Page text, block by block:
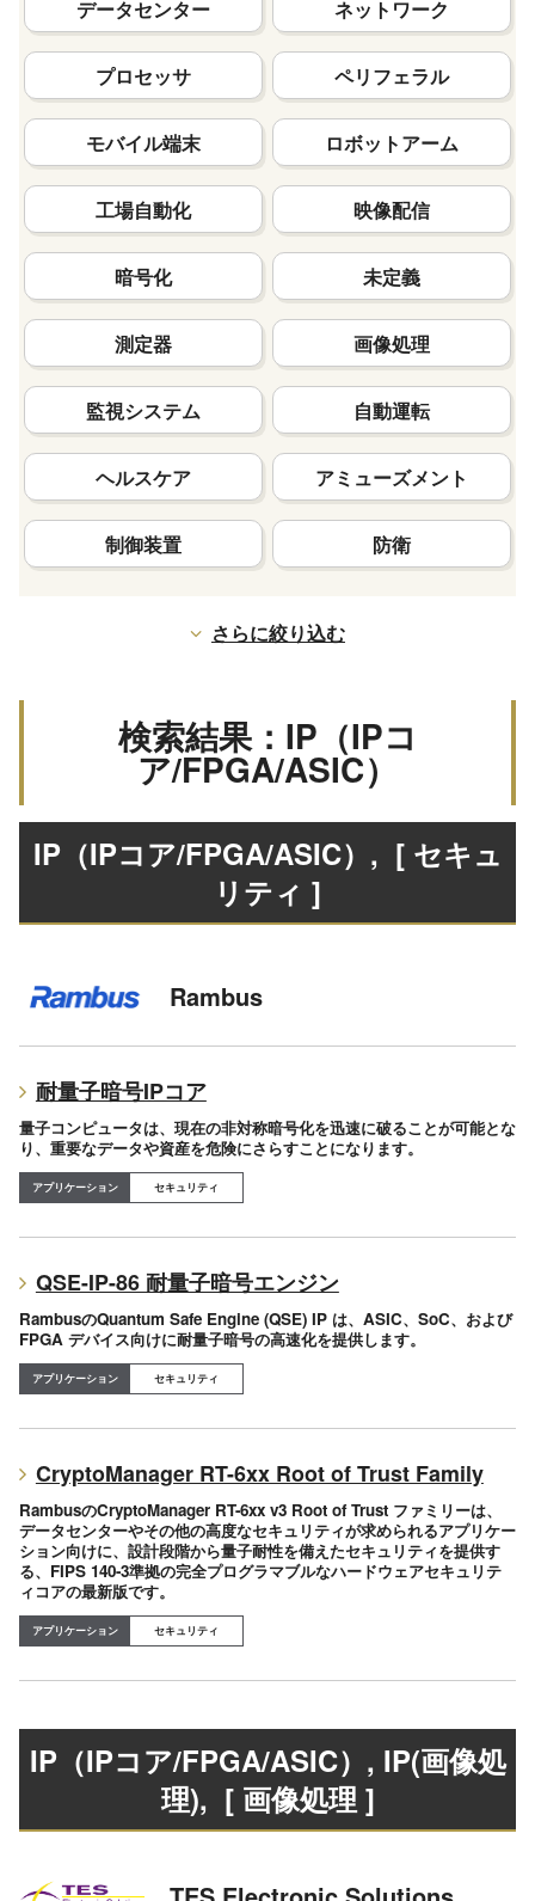
データセンター ネットワーク
プロセッサ ペリフェラル
モバイル端末 ロボットアーム
工場自動化 映像配信
暗号化 未定義
測定器 画像処理
監視システム 自動運転
ヘルスケア アミューズメント
制御装置 防衛
さらに絞り込む
検索結果：IP（IPコ
ア/FPGA/ASIC）
IP（IPコア/FPGA/ASIC） , [ セキュ
リティ ]
Rambus
耐量子暗号IPコア
量子コンピュータは、現在の非対称暗号化を迅速に破ることが可能とな
り、重要なデータや資産を危険にさらすことになります。
セキュリティ
QSE-IP-86 耐量子暗号エンジン
RambusのQuantum Safe Engine (QSE) IP は、ASIC、SoC、および
FPGA デバイス向けに耐量子暗号の高速化を提供します。
セキュリティ
CryptoManager RT-6xx Root of Trust Family
RambusのCryptoManager RT-6xx v3 Root of Trust ファミリーは、
データセンターやその他の高度なセキュリティが求められるアプリケー
ション向けに、設計段階から量子耐性を備えたセキュリティを提供す
る、FIPS 140-3準拠の完全プログラマブルなハードウェアセキュリテ
ィコアの最新版です。
セキュリティ
IP（IPコア/FPGA/ASIC）, IP(画像処
理), [ 画像処理 ]